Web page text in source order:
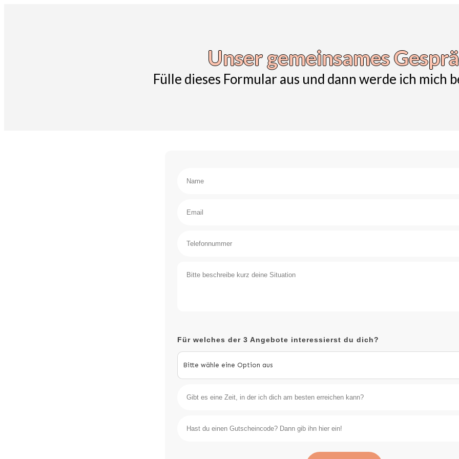
Unser gemeinsames
Fülle dieses Formular aus und dann werde ich mich
Für welches der 3 Angebote interessierst du dich?
Bitte wähle eine Option aus